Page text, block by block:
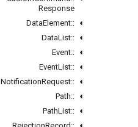
Response
::
DataElement
::
DataList
::
Event
::
EventList
::
NotificationRequest
::
Path
::
PathList